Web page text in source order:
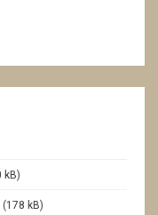
kB)
(178 kB)